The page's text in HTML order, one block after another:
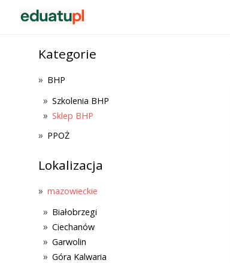
Kategorie
BHP
Szkolenia BHP
Sklep BHP
PPOŻ
Lokalizacja
mazowieckie
Białobrzegi
Ciechanów
Garwolin
Góra Kalwaria